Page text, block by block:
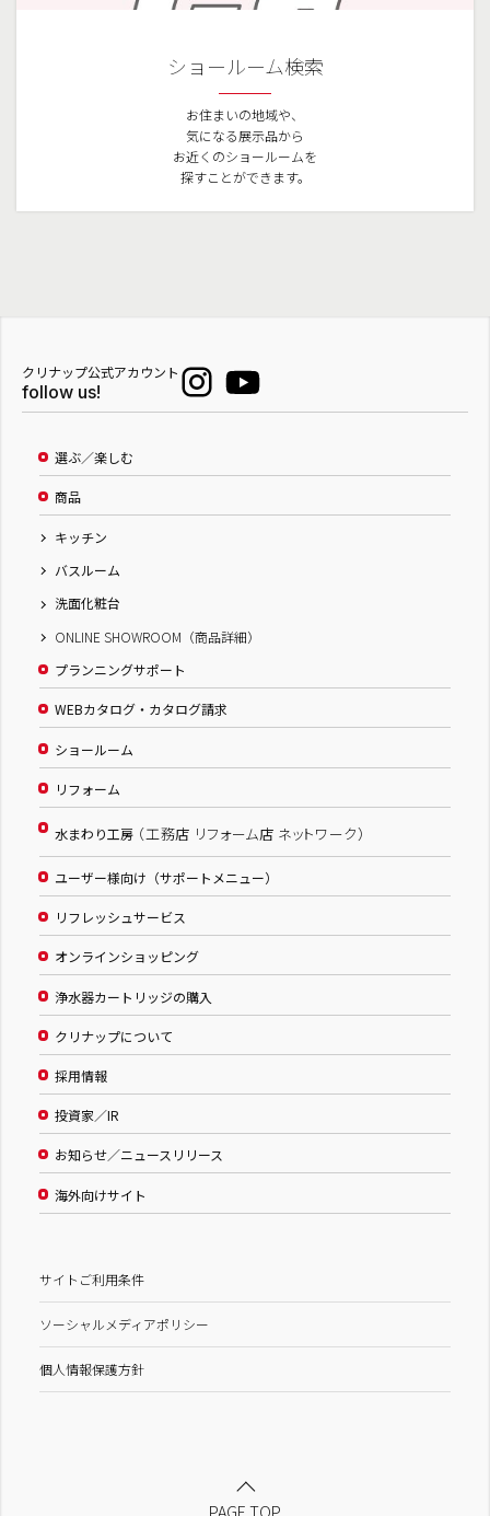
ショールーム検索
お住まいの地域や、
気になる展示品から
お近くのショールームを
探すことができます。
クリナップ公式アカウント
follow us!
選ぶ／楽しむ
商品
キッチン
バスルーム
洗面化粧台
ONLINE SHOWROOM（商品詳細）
プランニングサポート
WEBカタログ・カタログ請求
ショールーム
リフォーム
水まわり工房 （工務店 リフォーム店 ネットワーク）
ユーザー様向け（サポートメニュー）
リフレッシュサービス
オンラインショッピング
浄水器カートリッジの購入
クリナップについて
採用情報
投資家／IR
お知らせ／ニュースリリース
海外向けサイト
サイトご利用条件
ソーシャルメディアポリシー
個人情報保護方針